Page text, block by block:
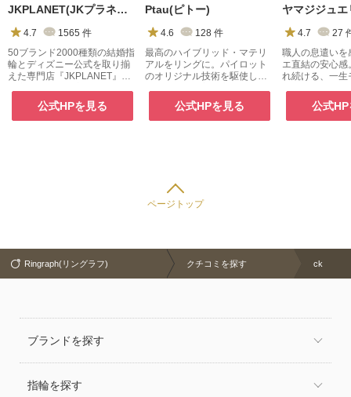
JKPLANET(JKプラネット)
4.7 1565 件
50ブランド2000種類の結婚指
輪とディズニー公式を取り揃
えた専門店『JKPLANET』。
町・横浜・大宮・大阪梅田・
京都・名古屋栄・福岡天神・
熊本・宮崎・鹿児島で展開
公式HPを見る
Ptau(ピトー)
4.6 128 件
最高のハイブリッド・マテリ
アルをリングに。パイロット
のオリジナル技術を駆使した
エーションにこだわったマリ
ッジリング。公式HPを見る
4.7 27
職人の息遣いを
エ直結の安心
れ続ける、一生
リーファクトリ
公式
ページトップ
Ringraph(リングラフ) クチコミを探す ck
ブランドを探す
指輪を探す